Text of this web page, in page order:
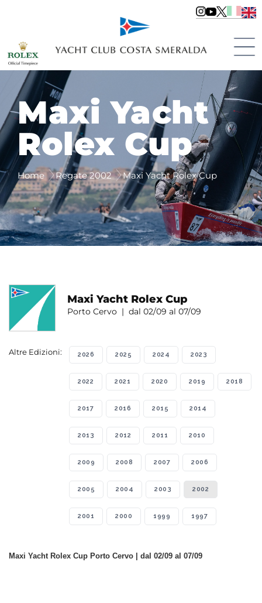
Maxi Yacht
Rolex Cup
Home Regate 2002 Maxi Yacht Rolex Cup
Maxi Yacht Rolex Cup
Porto Cervo | dal 02/09 al 07/09
Altre Edizioni: 2026 2025 2024 2023
2022 2021 2020 2019 2018
2017 2016 2015 2014
2013 2012 2011 2010
2009 2008 2007 2006
2005 2004 2003 2002
2001 2000 1999 1997
Maxi Yacht Rolex Cup Porto Cervo | dal 02/09 al 07/09